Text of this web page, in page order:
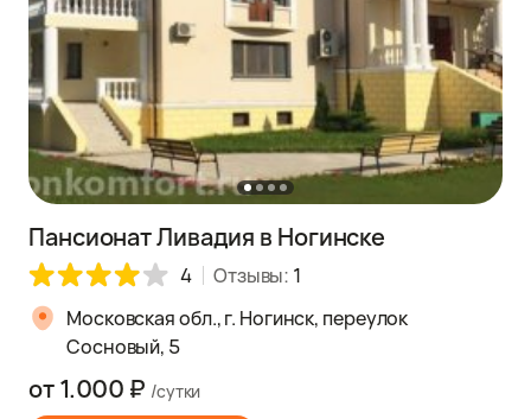
Пансионат Ливадия в Ногинске
4 Отзывы: 1
Московская обл., г. Ногинск, переулок
Сосновый, 5
от 1.000 ₽ /сутки